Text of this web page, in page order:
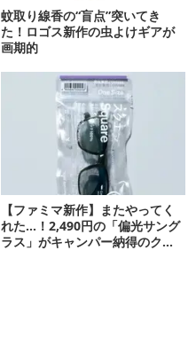
蚊取り線香の“盲点”突いてき
た！ロゴス新作の虫よけギアが
画期的
【ファミマ新作】またやってく
れた…！2,490円の「偏光サング
ラス」がキャンパー納得のクオ